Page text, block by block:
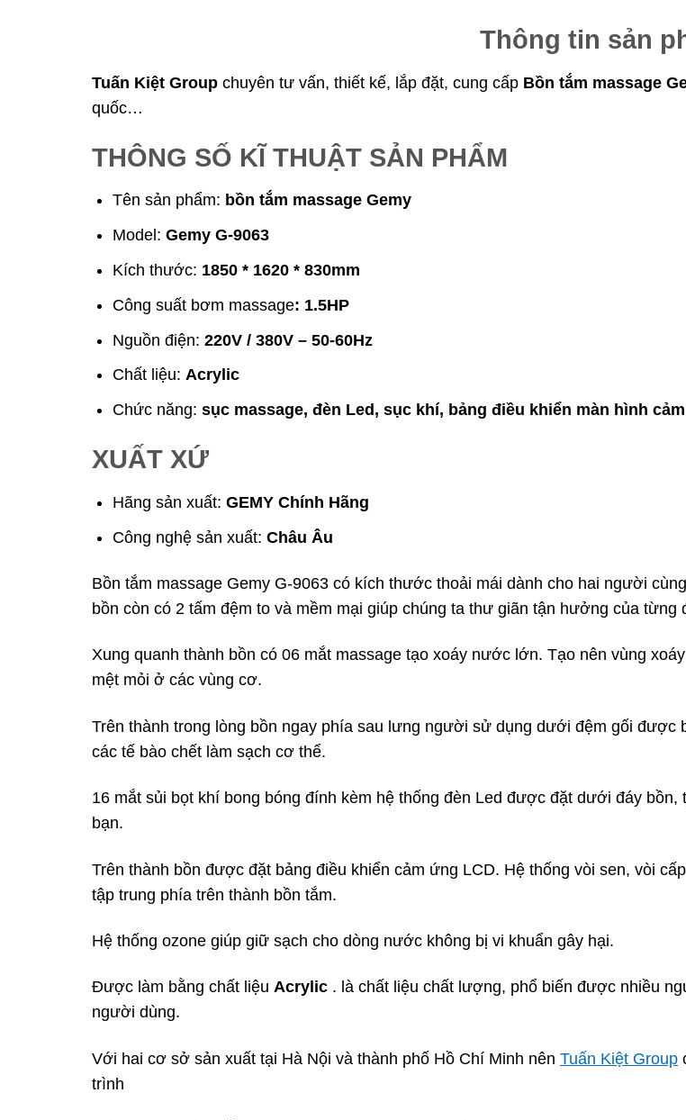
Thông tin sản
Tuấn Kiệt Group chuyên tư vấn, thiết kế, lắp đặt, cung cấp Bồn tắm massage
quốc…
THÔNG SỐ KĨ THUẬT SẢN PHẨM
Tên sản phẩm: bồn tắm massage Gemy
Model:Gemy G-9063
Kích thước: 1850 * 1620 * 830mm
Công suất bơm massage: 1.5HP
Nguồn điện:220V / 380V – 50-60Hz
Chất liệu:Acrylic
Chức năng:sục massage, đèn Led, sục khí, bảng điều khiển màn hình
XUẤT XỨ
Hãng sản xuất:GEMY Chính Hãng
Công nghệ sản xuất:Châu Âu
Bồn tắm massage Gemy G-9063 có kích thước thoải mái dành cho hai người
bồn còn có 2 tấm đệm to và mềm mại giúp chúng ta thư giãn tận hưởng của
Xung quanh thành bồn có 06 mắt massage tạo xoáy nước lớn. Tạo nên vùng
mệt mỏi ở các vùng cơ.
Trên thành trong lòng bồn ngay phía sau lưng người sử dụng dưới đệm gối
các tế bào chết làm sạch cơ thể.
16 mắt sủi bọt khí bong bóng đính kèm hệ thống đèn Led được đặt dưới đáy
bạn.
Trên thành bồn được đặt bảng điều khiển cảm ứng LCD. Hệ thống vòi sen, vòi
tập trung phía trên thành bồn tắm.
Hệ thống ozone giúp giữ sạch cho dòng nước không bị vi khuẩn gây hại.
Được làm bằng chất liệu Acrylic . là chất liệu chất lượng, phổ biến được nhiều
người dùng.
Với hai cơ sở sản xuất tại Hà Nội và thành phố Hồ Chí Minh nên Tuấn Kiệt Group
trình